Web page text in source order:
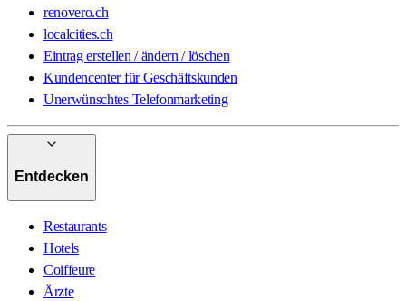
renovero.ch
localcities.ch
Eintrag erstellen / ändern / löschen
Kundencenter für Geschäftskunden
Unerwünschtes Telefonmarketing
Entdecken
Restaurants
Hotels
Coiffeure
Ärzte